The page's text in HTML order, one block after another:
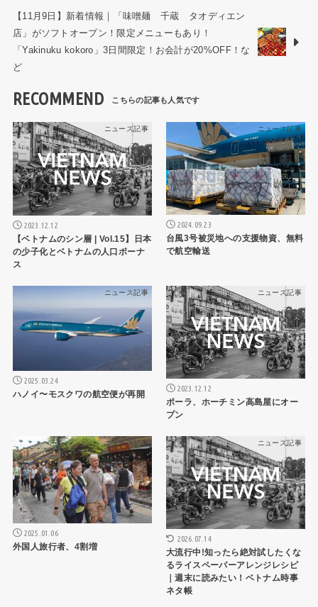
【11月9日】新着情報｜「味噌麺 千蔵 タオディエン
店」がソフトオープン！限定メニューもあり！
「Yakinuku kokoro」3日間限定！お会計が20%OFF！な
ど
RECOMMEND
ニュース記事
2023.12.12
【ベトナムのシン層 | Vol.15】日本
の少子化とベトナムの人口ボーナ
ス
ニュース記事
2024.09.23
台風3号被災地への支援物資、無料
で航空輸送
ニュース記事
2025.03.24
ハノイ〜モスクワの航空便が再開
ニュース記事
2023.12.12
ポーラ、ホーチミン高島屋にオー
プン
ニュース記事
2025.01.06
外国人旅行者、4割増
ニュース記事
2026.07.14
大流行中!知ったら絶対試したくな
るライスペーパーアレンジレシピ
｜週末に読みたい！ベトナム時事
ネタ帳